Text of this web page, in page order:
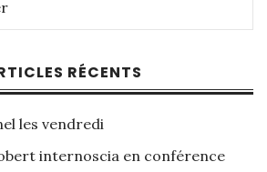
RÉCENTS
les vendredi
internoscia en conférence